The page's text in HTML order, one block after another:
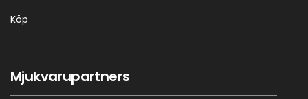
Köp
Mjukvarupartners